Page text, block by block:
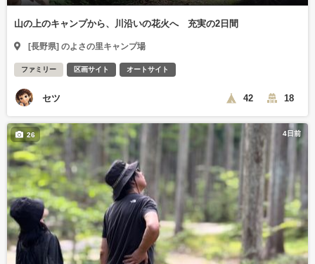
山の上のキャンプから、川沿いの花火へ 充実の2日間
[長野県] のよさの里キャンプ場
ファミリー 区画サイト オートサイト
セツ 42 18
4日前
26